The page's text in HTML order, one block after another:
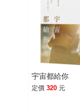
宇宙都給你
定價 320 元